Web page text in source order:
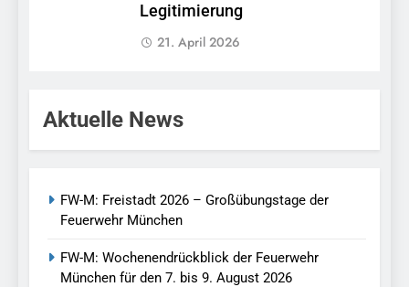
Legitimierung
21. April 2026
Aktuelle News
FW-M: Freistadt 2026 – Großübungstage der
Feuerwehr München
FW-M: Wochenendrückblick der Feuerwehr
München für den 7. bis 9. August 2026